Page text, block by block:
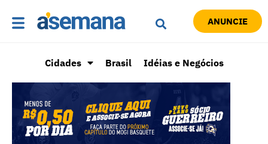
ANUNCIE
Cidades Brasil Idéias e Negócios